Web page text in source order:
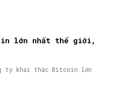
lớn nhất thế giới,
ty khai thác Bitcoin lớn